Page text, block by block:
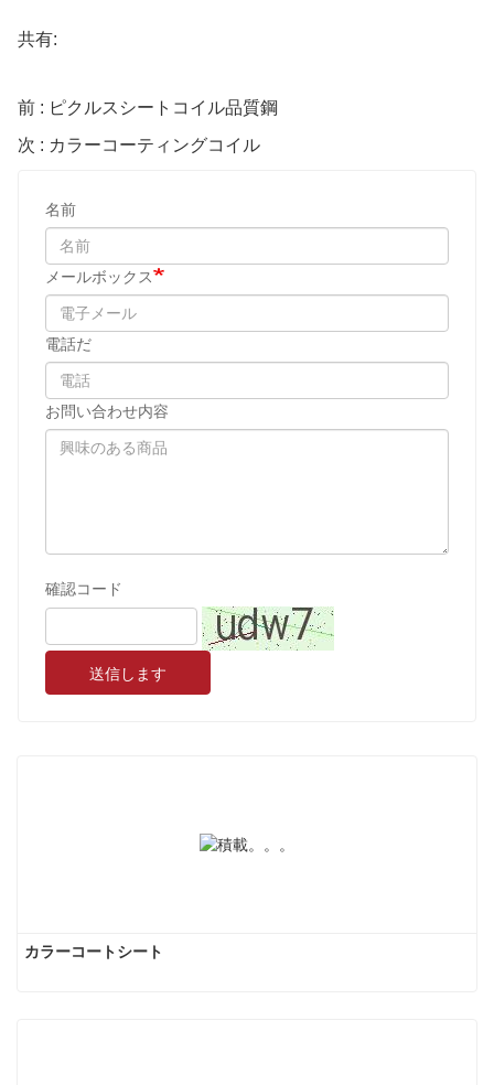
共有:
前 : ピクルスシートコイル品質鋼
次 : カラーコーティングコイル
名前
メールボックス
電話だ
お問い合わせ内容
確認コード
送信します
カラーコートシート